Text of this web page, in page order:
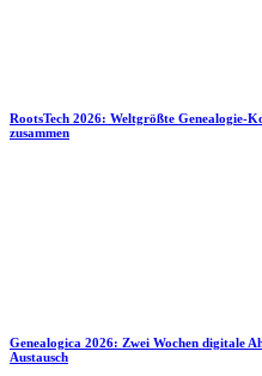
RootsTech 2026: Weltgrößte Genealogie-
zusammen
Genealogica 2026: Zwei Wochen digitale
Austausch